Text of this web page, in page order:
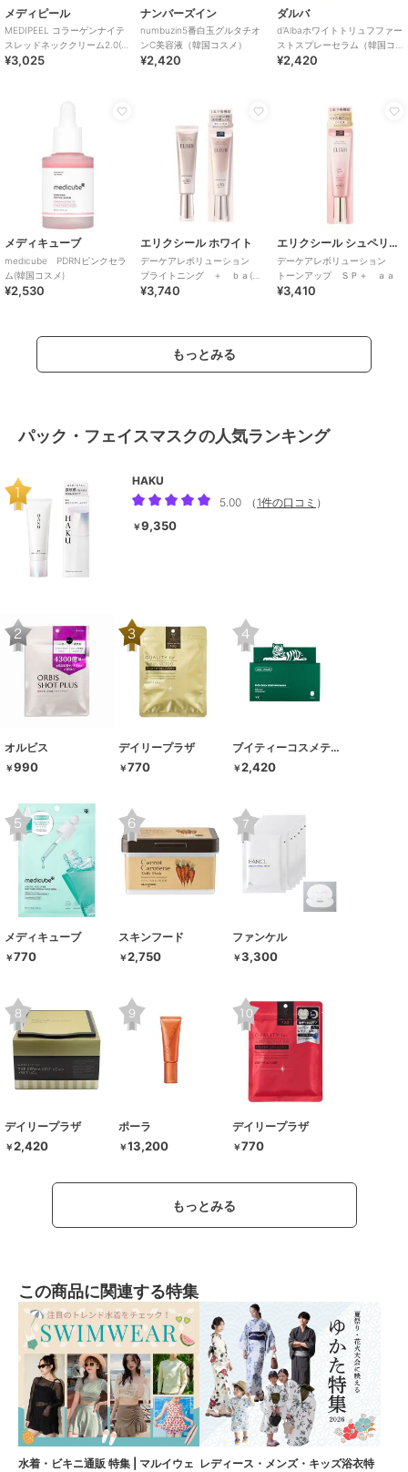
メディピール
MEDIPEEL コラーゲンナイテ
スレッドネッククリーム2.0(韓
国コスメ)
¥3,025
ナンバーズイン
numbuzin5番白玉グルタチオ
ンC美容液（韓国コスメ）
¥2,420
ダルバ
d'Albaホワイトトリュフファー
ストスプレーセラム（韓国コ
スメ）
¥2,420
メディキューブ
medicube PDRNピンクセラ
ム(韓国コスメ)
¥2,530
エリクシール ホワイト
デーケアレボリューション
ブライトニング ＋ ｂａ(医
薬部外品)
¥3,740
エリクシール シュペリエル
デーケアレボリューション
トーンアップ ＳＰ＋ ａａ
¥3,410
もっとみる
パック・フェイスマスクの人気ランキング
HAKU
5.00
（ 1件の口コミ ）
￥9,350
オルビス
￥990
デイリープラザ
￥770
ブイティーコスメティクス
￥2,420
メディキューブ
￥770
スキンフード
￥2,750
ファンケル
￥3,300
デイリープラザ
￥2,420
ポーラ
￥13,200
デイリープラザ
￥770
もっとみる
この商品に関連する特集
水着・ビキニ通販 特集 | マルイウェ レディース・メンズ・キッズ浴衣特